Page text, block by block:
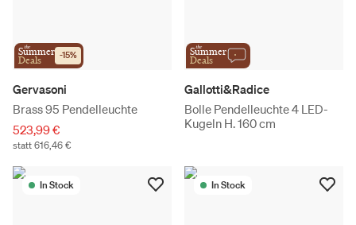
the
Summer
Deals -15%
Gervasoni
Brass 95 Pendelleuchte
523,99 €
statt 616,46 €
the
Summer
Deals
Gallotti&Radice
Bolle Pendelleuchte 4 LED-
Kugeln H. 160 cm
In Stock In Stock